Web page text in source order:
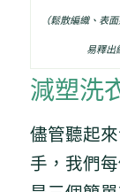
（鬆散編織、表
易釋出
減塑洗
儘管聽起
手，我們